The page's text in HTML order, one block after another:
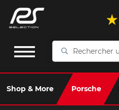
Rechercher
produit...
Shop & More Porsche